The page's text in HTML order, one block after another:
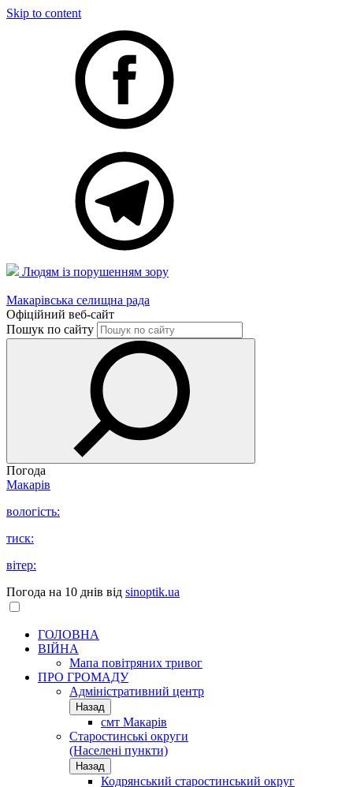
Skip to content
Людям із порушенням зору
Макарівська селищна рада
Офіційний веб-сайт
Пошук по сайту
Погода
Макарів
вологість:
тиск:
вітер:
Погода на 10 днів від sinoptik.ua
ГОЛОВНА
ВІЙНА
Мапа повітряних тривог
ПРО ГРОМАДУ
Aдміністративний центр
Назад
смт Макарів
Старостинські округи
(Населені пункти)
Назад
Кодрянський старостинський округ